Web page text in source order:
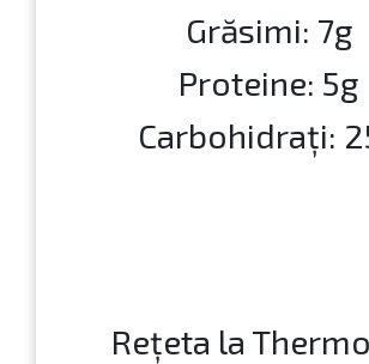
Grăsimi: 7g
Proteine: 5g
Carbohidrați:
Rețeta la